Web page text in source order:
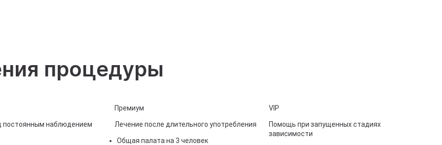
процедуры
постоянным наблюдением
Премиум
Лечение после длительного употребления
Общая палата на 3 человек
VIP
Помощь при запущенных стадиях
зависимости